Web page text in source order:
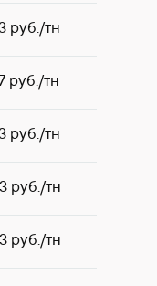
руб./тн
руб./тн
руб./тн
руб./тн
руб./тн